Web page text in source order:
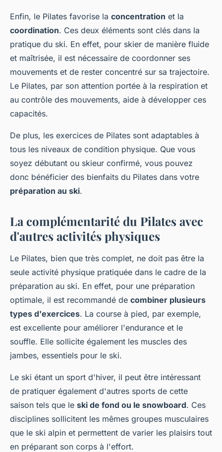
Enfin, le Pilates favorise la concentration et la
coordination. Ces deux éléments sont clés dans la
pratique du ski. En effet, pour skier de manière fluide
et maîtrisée, il est nécessaire de coordonner ses
mouvements et de rester concentré sur sa trajectoire.
Le Pilates, par son attention portée à la respiration et
au contrôle des mouvements, aide à développer ces
capacités.
De plus, les exercices de Pilates sont adaptables à
tous les niveaux de condition physique. Que vous
soyez débutant ou skieur confirmé, vous pouvez
donc bénéficier des bienfaits du Pilates dans votre
préparation au ski.
La complémentarité du Pilates avec
d'autres activités physiques
Le Pilates, bien que très complet, ne doit pas être la
seule activité physique pratiquée dans le cadre de la
préparation au ski. En effet, pour une préparation
optimale, il est recommandé de combiner plusieurs
types d'exercices. La course à pied, par exemple,
est excellente pour améliorer l'endurance et le
souffle. Elle sollicite également les muscles des
jambes, essentiels pour le ski.
Le ski étant un sport d'hiver, il peut être intéressant
de pratiquer également d'autres sports de cette
saison tels que le ski de fond ou le snowboard. Ces
disciplines sollicitent les mêmes groupes musculaires
que le ski alpin et permettent de varier les plaisirs tout
en préparant son corps à l'effort.